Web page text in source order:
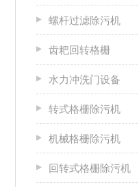
螺杆过滤除污机
齿耙回转格栅
水力冲洗门设备
转式格栅除污机
机械格栅除污机
回转式格栅除污机